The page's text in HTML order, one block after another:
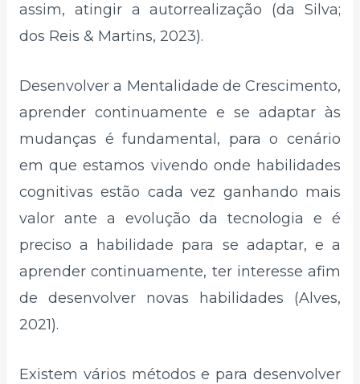
assim, atingir a autorrealização (da Silva;
dos Reis & Martins, 2023).
Desenvolver a Mentalidade de Crescimento,
aprender continuamente e se adaptar às
mudanças é fundamental, para o cenário
em que estamos vivendo onde habilidades
cognitivas estão cada vez ganhando mais
valor ante a evolução da tecnologia e é
preciso a habilidade para se adaptar, e a
aprender continuamente, ter interesse afim
de desenvolver novas habilidades (Alves,
2021).
Existem vários métodos e para desenvolver